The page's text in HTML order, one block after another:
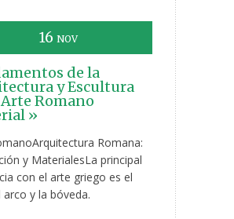
16 NOV
de la
y Escultura
Romano
»
Romana:
y MaterialesLa principal
con el arte griego es el
arco y la bóveda.